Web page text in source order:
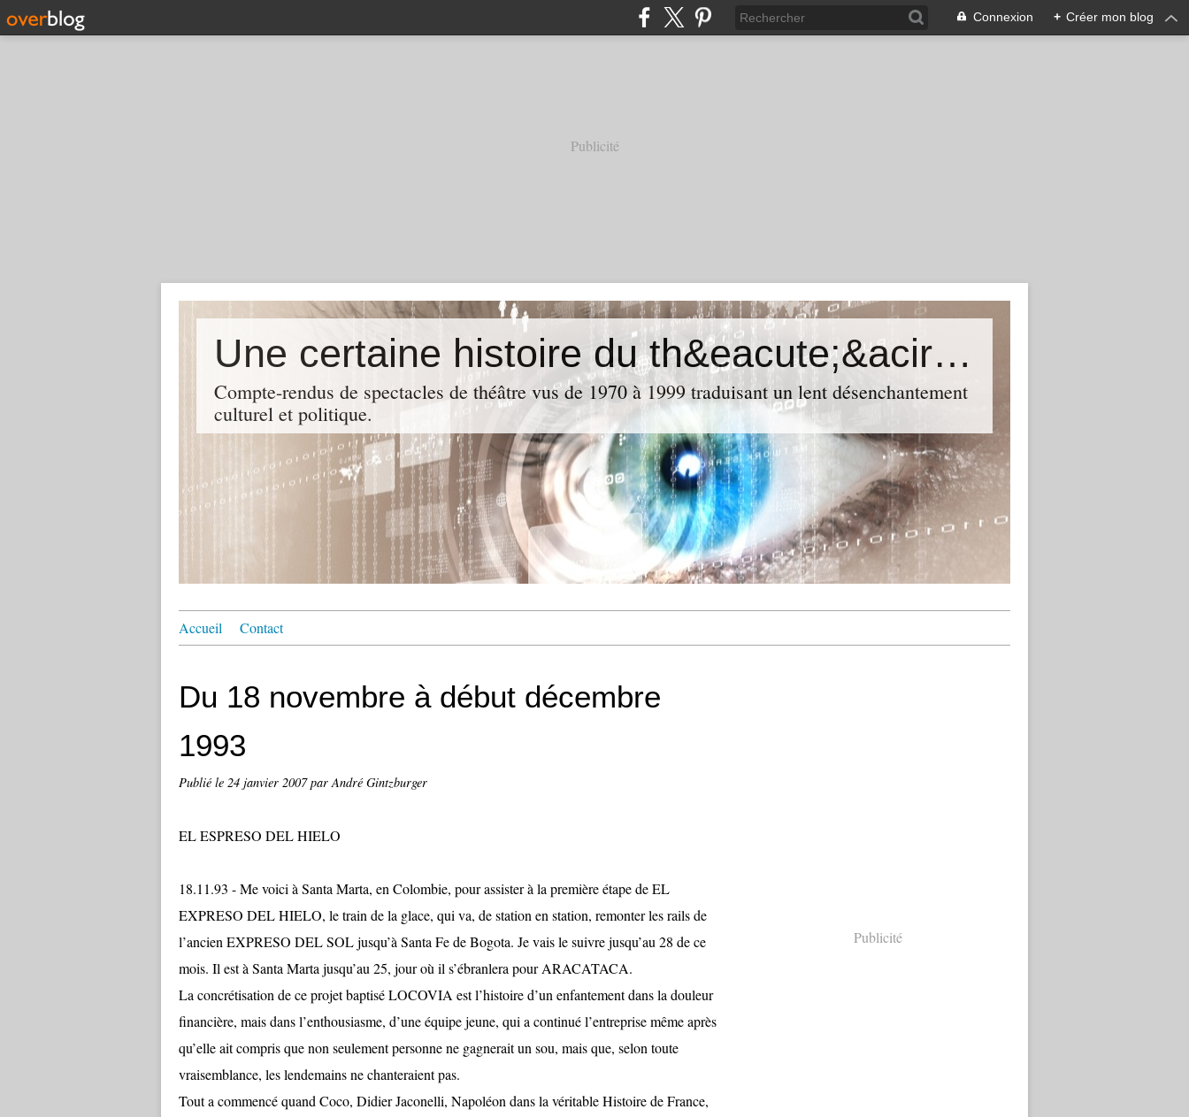
Connexion + Créer mon blog
Publicité
Une certaine histoire du th&eacute;&acirc;tre
Compte-rendus de spectacles de théâtre vus de 1970 à 1999 traduisant un lent désenchantement
culturel et politique.
Accueil Contact
Du 18 novembre à début décembre
1993
Publié le 24 janvier 2007par André Gintzburger
EL ESPRESO DEL HIELO
18.11.93 - Me voici à Santa Marta, en Colombie, pour assister à la première étape de EL
EXPRESO DEL HIELO, le train de la glace, qui va, de station en station, remonter les rails de
l’ancien EXPRESO DEL SOL jusqu’à Santa Fe de Bogota. Je vais le suivre jusqu’au 28 de ce
mois. Il est à Santa Marta jusqu’au 25, jour où il s’ébranlera pour ARACATACA.
La concrétisation de ce projet baptisé LOCOVIA est l’histoire d’un enfantement dans la douleur
financière, mais dans l’enthousiasme, d’une équipe jeune, qui a continué l’entreprise même après
qu’elle ait compris que non seulement personne ne gagnerait un sou, mais que, selon toute
vraisemblance, les lendemains ne chanteraient pas.
Tout a commencé quand Coco, Didier Jaconelli, Napoléon dans la véritable Histoire de France,
Publicité